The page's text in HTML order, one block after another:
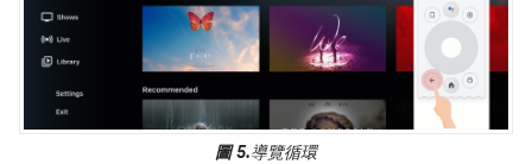
圖 5.導覽循環